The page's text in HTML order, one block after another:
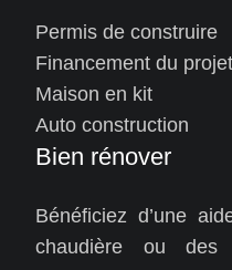
Permis de construire
Financement du projet
Maison en kit
Auto construction
Bien rénover
Bénéficiez d’une
chaudière ou des